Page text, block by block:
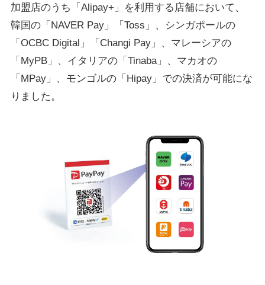
加盟店のうち「Alipay+」を利用する店舗において、
韓国の「NAVER Pay」「Toss」、シンガポールの
「OCBC Digital」「Changi Pay」、マレーシアの
「MyPB」、イタリアの「Tinaba」、マカオの
「MPay」、モンゴルの「Hipay」での決済が可能にな
りました。